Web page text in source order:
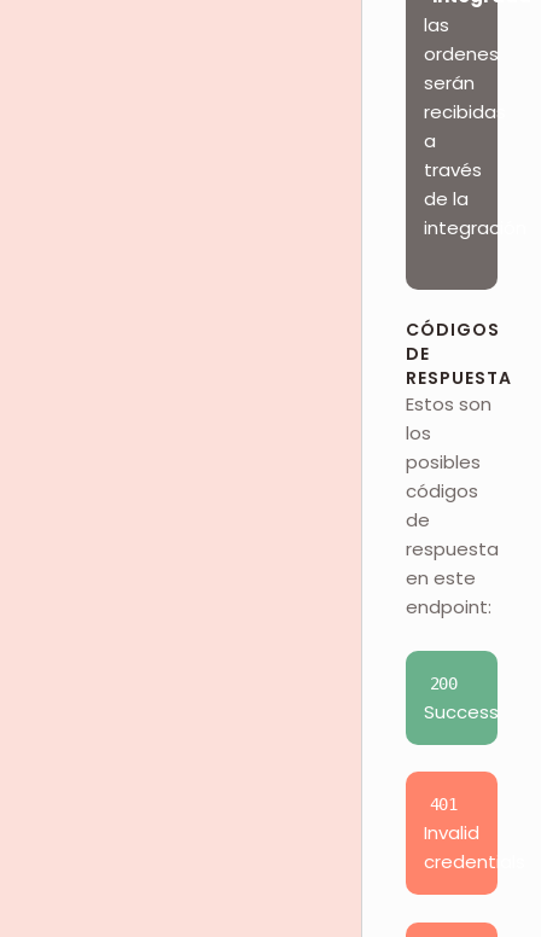
las
ordenes
serán
recibidas
a
través
de la
integración
CÓDIGOS
DE
RESPUESTA
Estos son
los
posibles
códigos
de
respuesta
en este
endpoint:
200
Success
401
Invalid
credentials